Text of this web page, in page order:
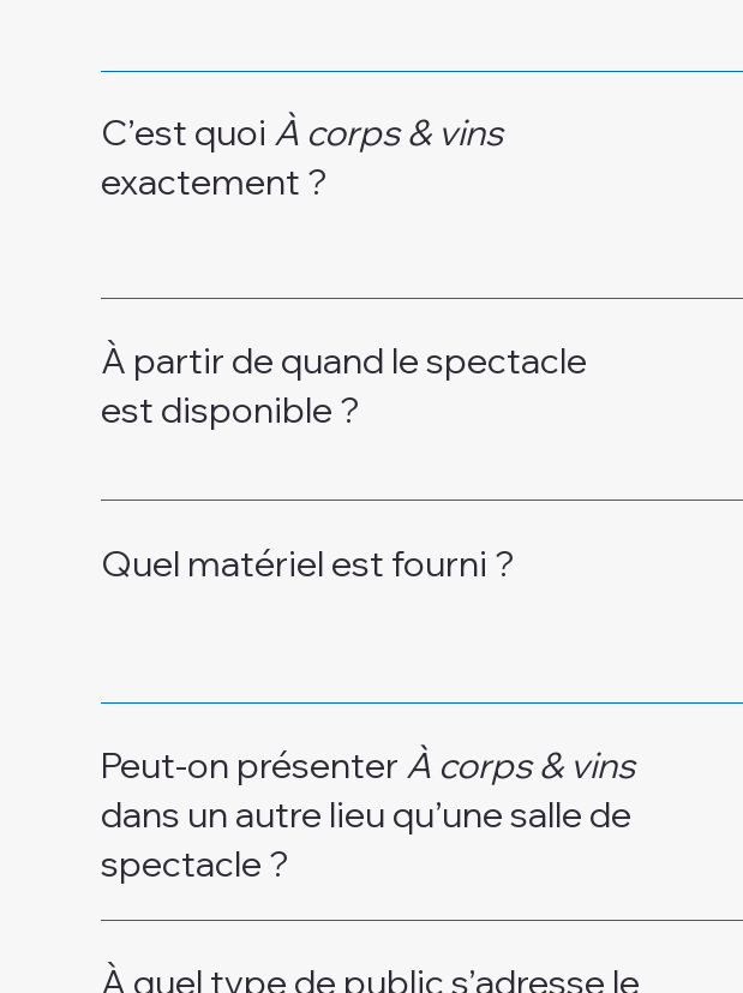
C’est quoi À corps & vins
exactement ?
À partir de quand le spectacle
est disponible ?
Quel matériel est fourni ?
Peut-on présenter À corps & vins
dans un autre lieu qu’une salle de
spectacle ?
À quel type de public s’adresse le